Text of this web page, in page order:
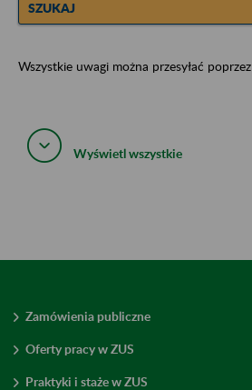
SZUKAJ
Wszystkie uwagi można przesyłać poprzez
Wyświetl wszystkie
Zamówienia publiczne
Oferty pracy w ZUS
Praktyki i staże w ZUS